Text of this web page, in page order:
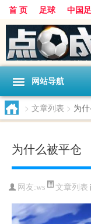
首 页 足球 中国
网站导航
> 文章列表 > 为
为什么被平仓
网友:ws 文章列表